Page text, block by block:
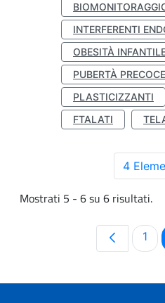
INTERFERENTI
OBESITÀ
PUBERTÀ PRECOCE
PLASTICIZZANTI
FTALATI
4
Mostrati 5 - 6 su 6 risultati.
1